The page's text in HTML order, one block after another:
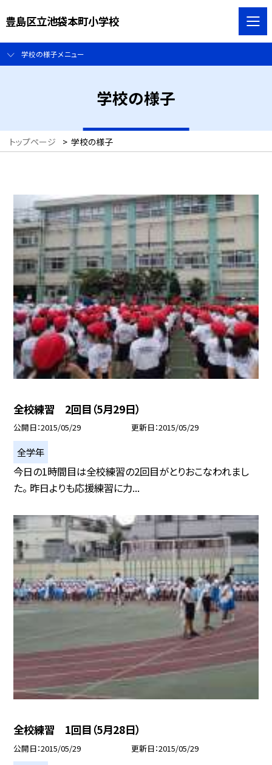
豊島区立池袋本町小学校
学校の様子メニュー
学校の様子
トップページ > 学校の様子
全校練習 2回目（5月29日）
公開日 2015/05/29 更新日 2015/05/29
全学年
今日の1時間目は全校練習の2回目がとりおこなわれまし
た。 昨日よりも応援練習に力...
全校練習 1回目（5月28日）
公開日 2015/05/29 更新日 2015/05/29